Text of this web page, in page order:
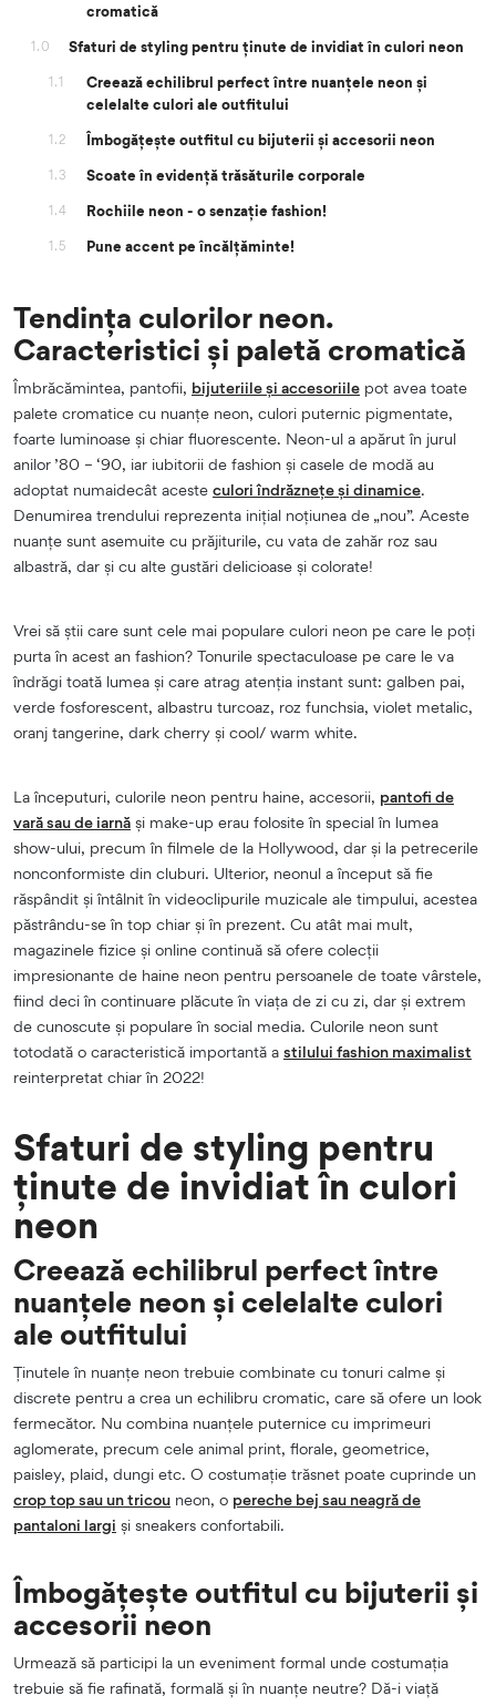
cromatică
1.0 Sfaturi de styling pentru ținute de invidiat în culori neon
1.1
Creează echilibrul perfect între nuanțele neon și
celelalte culori ale outfitului
1.2 Îmbogățește outfitul cu bijuterii și accesorii neon
1.3 Scoate în evidență trăsăturile corporale
1.4 Rochiile neon - o senzație fashion!
1.5 Pune accent pe încălțăminte!
Tendința culorilor neon.
Caracteristici și paletă cromatică
Îmbrăcămintea, pantofii, bijuteriile și accesoriile pot avea toate
palete cromatice cu nuanțe neon, culori puternic pigmentate,
foarte luminoase și chiar fluorescente. Neon-ul a apărut în jurul
anilor ’80 – ‘90, iar iubitorii de fashion și casele de modă au
adoptat numaidecât aceste culori îndrăznețe și dinamice.
Denumirea trendului reprezenta inițial noțiunea de „nou”. Aceste
nuanțe sunt asemuite cu prăjiturile, cu vata de zahăr roz sau
albastră, dar și cu alte gustări delicioase și colorate!
Vrei să știi care sunt cele mai populare culori neon pe care le poți
purta în acest an fashion? Tonurile spectaculoase pe care le va
îndrăgi toată lumea și care atrag atenția instant sunt: galben pai,
verde fosforescent, albastru turcoaz, roz funchsia, violet metalic,
oranj tangerine, dark cherry și cool/ warm white.
La începuturi, culorile neon pentru haine, accesorii, pantofi de
vară sau de iarnă și make-up erau folosite în special în lumea
show-ului, precum în filmele de la Hollywood, dar și la petrecerile
nonconformiste din cluburi. Ulterior, neonul a început să fie
răspândit și întâlnit în videoclipurile muzicale ale timpului, acestea
păstrându-se în top chiar și în prezent. Cu atât mai mult,
magazinele fizice și online continuă să ofere colecții
impresionante de haine neon pentru persoanele de toate vârstele,
fiind deci în continuare plăcute în viața de zi cu zi, dar și extrem
de cunoscute și populare în social media. Culorile neon sunt
totodată o caracteristică importantă a stilului fashion maximalist
reinterpretat chiar în 2022!
Sfaturi de styling pentru
ținute de invidiat în culori
neon
Creează echilibrul perfect între
nuanțele neon și celelalte culori
ale outfitului
Ținutele în nuanțe neon trebuie combinate cu tonuri calme și
discrete pentru a crea un echilibru cromatic, care să ofere un look
fermecător. Nu combina nuanțele puternice cu imprimeuri
aglomerate, precum cele animal print, florale, geometrice,
paisley, plaid, dungi etc. O costumație trăsnet poate cuprinde un
crop top sau un tricou neon, o pereche bej sau neagră de
pantaloni largi și sneakers confortabili.
Îmbogățește outfitul cu bijuterii și
accesorii neon
Urmează să participi la un eveniment formal unde costumația
trebuie să fie rafinată, formală și în nuanțe neutre? Dă-i viață